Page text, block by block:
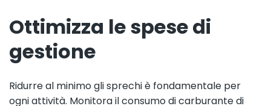
Ottimizza le spese di
gestione
Ridurre al minimo gli sprechi è fondamentale per
ogni attività. Monitora il consumo di carburante di